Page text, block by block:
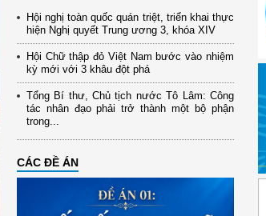
Hội nghị toàn quốc quán triệt, triển khai thực
hiện Nghị quyết Trung ương 3, khóa XIV
Hội Chữ thập đỏ Việt Nam bước vào nhiệm
kỳ mới với 3 khâu đột phá
Tổng Bí thư, Chủ tịch nước Tô Lâm: Công
tác nhân đạo phải trở thành một bộ phận
trong...
CÁC ĐỀ ÁN